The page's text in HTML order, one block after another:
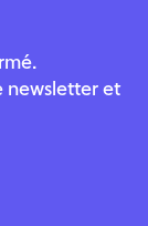
newsletter et